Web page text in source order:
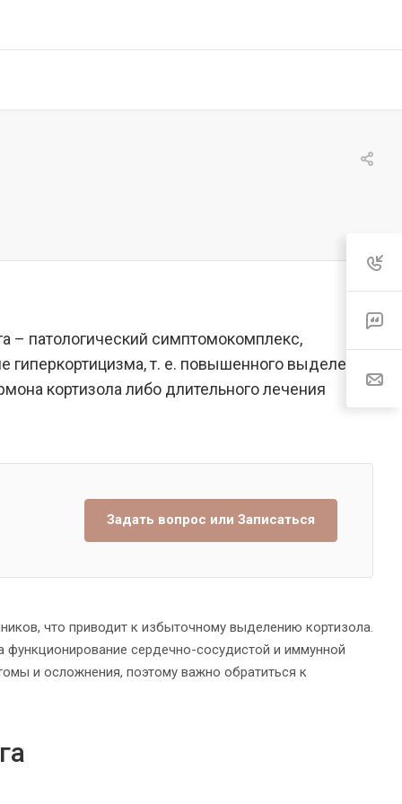
– патологический симптомокомплекс,
т. е. повышенного выделения
кортизола либо длительного лечения
Задать вопрос или Записаться
что приводит к избыточному выделению кортизола.
функционирование сердечно-сосудистой и иммунной
и осложнения, поэтому важно обратиться к